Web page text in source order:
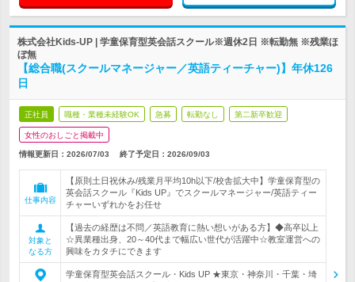
株式会社Kids-UP | 学童保育型英会話スクール※週休2日 ※転勤無 ※残業ほ
ぼ無
【総合職(スクールマネージャー／英語ティーチャー)】年休126
日
正社員 職種・業種未経験OK 急募 転勤なし 第二新卒歓迎
女性のおしごと掲載中
情報更新日：2026/07/03 終了予定日： 2026/09/03
仕事内容
【原則土日祝休み/残業月平均10h以下/校舎拡大中】学童保育型の
英会話スクール『Kids UP』でスクールマネージャー/英語ティー
チャーいずれかをお任せ
対象と
なる方
【過去の経歴は不問／英語教育に熱い想いがある方】◆高卒以上
☆異業種出身、20～40代まで幅広い世代が活躍中☆教室運営への
興味をカタチにできます
学童保育型英会話スクール・Kids UP ★東京・神奈川・千葉・埼